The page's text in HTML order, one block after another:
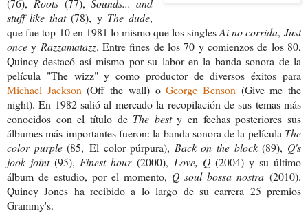
(76), Roots (77), Sounds... and
stuff like that(78), y The dude,
que fue top-10 en 1981 lo mismo que los singlesAi no corrida, Just
oncey Razzamatazz. Entre fines de los 70 y comienzos de los 80,
Quincy destacó así mismo por su labor en la banda sonora de la
película "The wizz" y como productor de diversos éxitos para
Michael Jackson (Off the wall) oGeorge Benson (Give me the
night). En 1982 salió al mercado la recopilación de sus temas más
conocidos con el título de The besty en fechas posteriores sus
álbumes más importantes fueron: la banda sonora de la película The
color purple(85, El color púrpura), Back on the block(89), Q's
jook joint (95), Finest hour (2000), Love, Q (2004) y su último
álbum de estudio, por el momento, Q soul bossa nostra (2010).
Quincy Jones ha recibido a lo largo de su carrera 25 premios
Grammy's.